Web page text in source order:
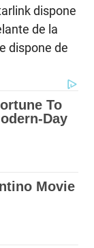
dispone
de la
dispone de